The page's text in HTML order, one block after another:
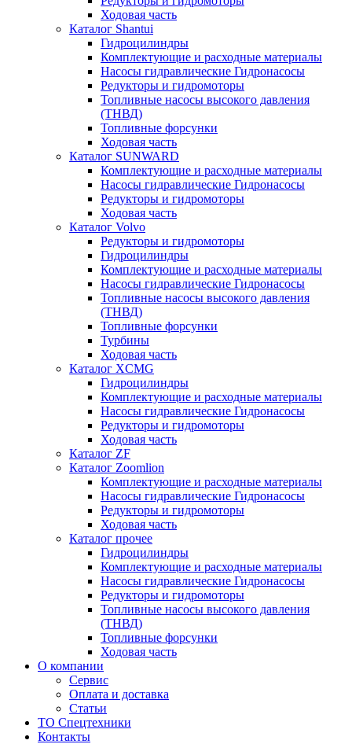
Ходовая часть
Каталог Shantui
Гидроцилиндры
Комплектующие и расходные материалы
Насосы гидравлические Гидронасосы
Редукторы и гидромоторы
Топливные насосы высокого давления
(ТНВД)
Топливные форсунки
Ходовая часть
Каталог SUNWARD
Комплектующие и расходные материалы
Насосы гидравлические Гидронасосы
Редукторы и гидромоторы
Ходовая часть
Каталог Volvo
Редукторы и гидромоторы
Гидроцилиндры
Комплектующие и расходные материалы
Насосы гидравлические Гидронасосы
Топливные насосы высокого давления
(ТНВД)
Топливные форсунки
Турбины
Ходовая часть
Каталог XCMG
Гидроцилиндры
Комплектующие и расходные материалы
Насосы гидравлические Гидронасосы
Редукторы и гидромоторы
Ходовая часть
Каталог ZF
Каталог Zoomlion
Комплектующие и расходные материалы
Насосы гидравлические Гидронасосы
Редукторы и гидромоторы
Ходовая часть
Каталог прочее
Гидроцилиндры
Комплектующие и расходные материалы
Насосы гидравлические Гидронасосы
Редукторы и гидромоторы
Топливные насосы высокого давления
(ТНВД)
Топливные форсунки
Ходовая часть
О компании
Сервис
Оплата и доставка
Статьи
ТО Спецтехники
Контакты